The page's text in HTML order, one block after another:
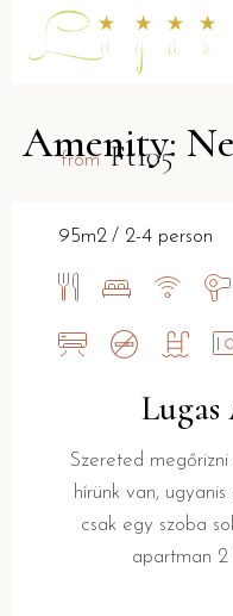
Amenity:
from Ft105
Szereted
hírünk van,
csak egy szoba
apartman 2
95m2 2-4 person